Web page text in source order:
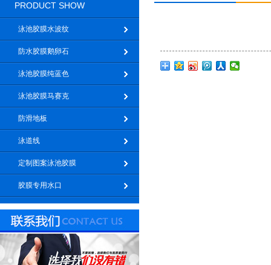
PRODUCT SHOW
泳池胶膜水波纹
防水胶膜鹅卵石
泳池胶膜纯蓝色
泳池胶膜马赛克
防滑地板
泳道线
定制图案泳池胶膜
胶膜专用水口